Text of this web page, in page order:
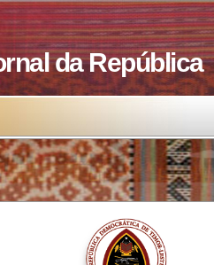
da República